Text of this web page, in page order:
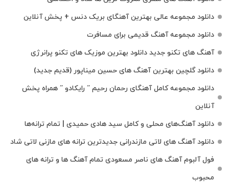
دانلود مجموعه عالی بهترین آهنگای بریک دنس + پخش آنلاین
دانلود مجموعه آهنگ قدیمی برای مسافرت
آهنگ های تکنو جدید دانلود بهترین موزیک های تکنو پرانرژی
دانلود گلچین بهترین آهنگ های حسین میناپور (قدیم جدید)
دانلود مجموعه کامل آهنگای رحمان رحیم ” رایکادو ” همراه پخش
آنلاین
دانلود آهنگ‌های محلی و کامل سید هادی حمیدی | تمام ترانه‌ها
دانلود آهنگ‌ های لاتی مازندرانی جدیدترین ترانه های مازنی لاتی شاد
فول آلبوم آهنگ‌ های ناصر مسعودی تمام آهنگ‌ ها و ترانه‌ های
محبوب